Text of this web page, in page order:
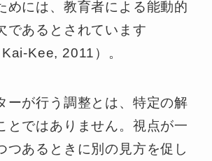
めには、教育者による能動的
であるとされています
Kee, 2011）。
ーが行う調整とは、特定の解
とではありません。視点が一
つあるときに別の見方を促し